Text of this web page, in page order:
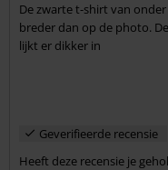
Commentaar versturen
De zwarte t-shirt van
breder dan op de photo.
lijkt er dikker in
Geverifieerde recensie
Heeft deze recensie je